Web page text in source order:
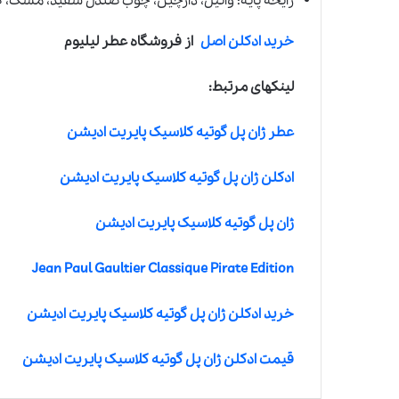
خرید ادکلن اصل از فروشگاه عطر لیلیوم
لینکهای مرتبط:
عطر ژان پل گوتیه کلاسیک پایریت ادیشن
ادکلن ژان پل گوتیه کلاسیک پایریت ادیشن
ژان پل گوتیه کلاسیک پایریت ادیشن
Jean Paul Gaultier Classique Pirate Edition
خرید ادکلن ژان پل گوتیه کلاسیک پایریت ادیشن
قیمت ادکلن ژان پل گوتیه کلاسیک پایریت ادیشن